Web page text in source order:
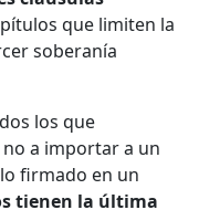
que limiten la
soberanía
los que
a importar a un
firmado en un
tienen la última